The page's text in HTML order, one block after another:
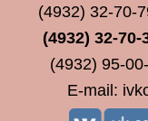
(4932) 32-70-
(4932) 32-70-
(4932) 95-
Е-mail: